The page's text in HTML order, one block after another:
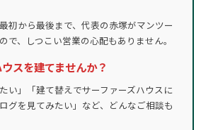
初から最後まで、代表の赤塚がマンツー
で、しつこい営業の心配もありません。
スを建てませんか？
い」「建て替えでサーファーズハウスに
グを見てみたい」など、どんなご相談も